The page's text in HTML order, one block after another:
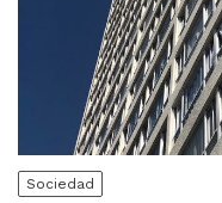
Sociedad